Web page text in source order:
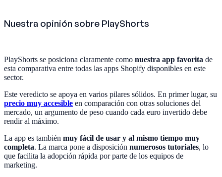
Nuestra opinión sobre PlayShorts
PlayShorts se posiciona claramente como nuestra app favorita de
esta comparativa entre todas las apps Shopify disponibles en este
sector.
Este veredicto se apoya en varios pilares sólidos. En primer lugar, su
precio muy accesible en comparación con otras soluciones del
mercado, un argumento de peso cuando cada euro invertido debe
rendir al máximo.
La app es también muy fácil de usar y al mismo tiempo muy
completa. La marca pone a disposición numerosos tutoriales, lo
que facilita la adopción rápida por parte de los equipos de
marketing.